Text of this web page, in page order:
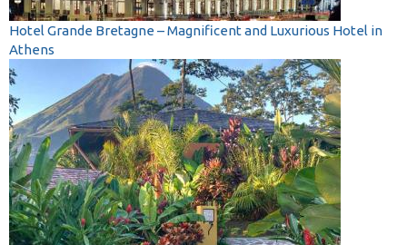
Hotel Grande Bretagne – Magnificent and Luxurious Hotel in
Athens